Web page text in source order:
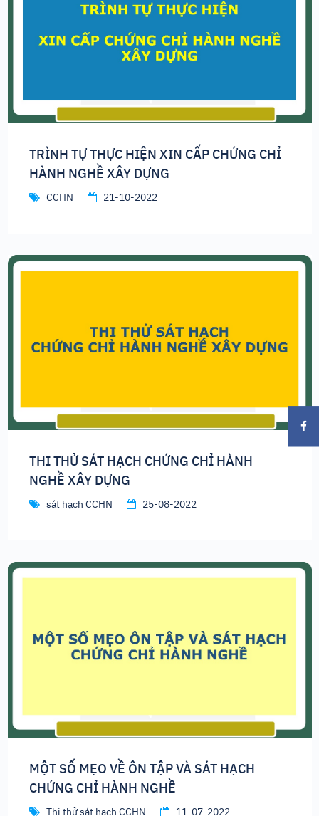
TRÌNH TỰ THỰC HIỆN XIN CẤP CHỨNG CHỈ
HÀNH NGHỀ XÂY DỰNG
CCHN 21-10-2022
THI THỬ SÁT HẠCH CHỨNG CHỈ HÀNH
NGHỀ XÂY DỰNG
sát hạch CCHN 25-08-2022
MỘT SỐ MẸO VỀ ÔN TẬP VÀ SÁT HẠCH
CHỨNG CHỈ HÀNH NGHỀ
Thi thử sát hạch CCHN 11-07-2022